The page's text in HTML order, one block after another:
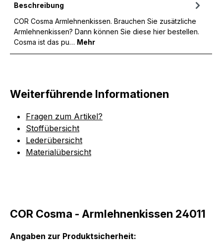
Beschreibung
COR Cosma Armlehnenkissen. Brauchen Sie zusätzliche
Armlehnenkissen? Dann können Sie diese hier bestellen.
Cosma ist das pu… Mehr
Weiterführende Informationen
Fragen zum Artikel?
Stoffübersicht
Lederübersicht
Materialübersicht
COR Cosma - Armlehnenkissen 24011
Angaben zur Produktsicherheit: